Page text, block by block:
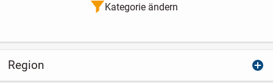
Kategorie ändern
Region